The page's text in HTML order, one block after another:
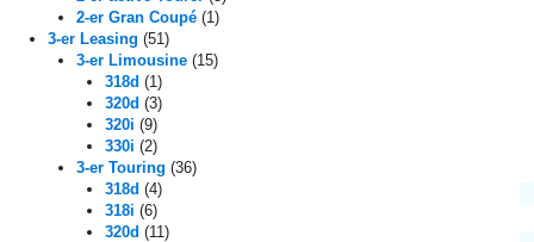
g
2-er Gran Coupé (1)
3-er Leasing (51)
3-er Limousine (15)
318d (1)
320d (3)
320i (9)
330i (2)
3-er Touring (36)
318d (4)
318i (6)
320d (11)